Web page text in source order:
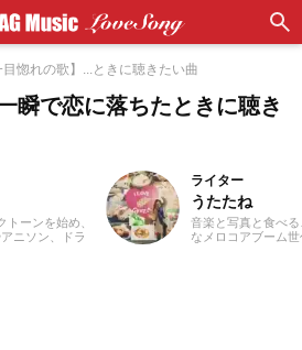
目惚れの歌】...ときに聴きたい曲
瞬で恋に落ちたときに聴き
トーンを始め、
ニソン、ドラ
ライター
うたたね
音楽と写真と食べ
なメロコアブーム